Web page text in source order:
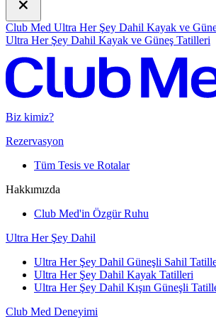
Club Med Ultra Her Şey Dahil Kayak ve
Ultra Her Şey Dahil Kayak ve Güneş Tatilleri
Biz kimiz?
Rezervasyon
Tüm Tesis ve Rotalar
Hakkımızda
Club Med'in Özgür Ruhu
Ultra Her Şey Dahil
Ultra Her Şey Dahil Güneşli Sahil
Ultra Her Şey Dahil Kayak Tatilleri
Ultra Her Şey Dahil Kışın Güneşli
Club Med Deneyimi